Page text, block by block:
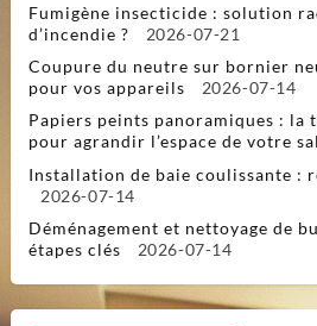
Fumigène insecticide : solution
d’incendie ?
2026-07-21
Coupure du neutre sur bornier
pour vos appareils
2026-07-14
Papiers peints panoramiques : la
pour agrandir l’espace de votre
Installation de baie coulissante :
2026-07-14
Déménagement et nettoyage de
étapes clés
2026-07-14